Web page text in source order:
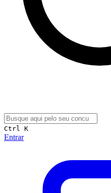
Ctrl K
Entrar